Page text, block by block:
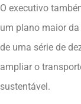
O executivo
um plano maior
de uma série de
ampliar o
sustentável.